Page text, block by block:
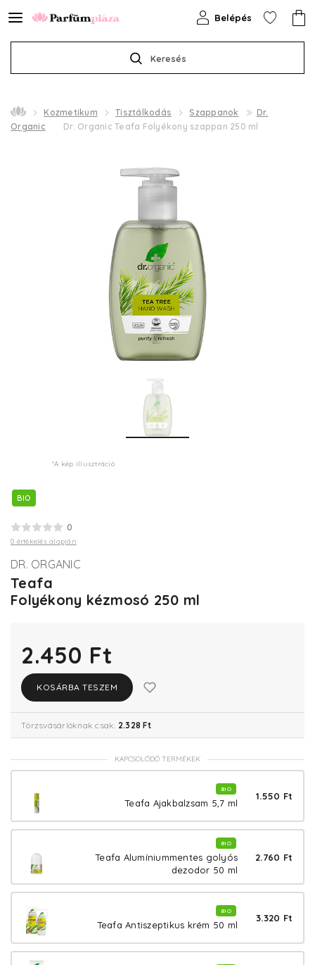
Keresés
Belépés
Kozmetikum Tisztálkodás Szappanok
Dr.
Organic
Dr. Organic Teafa Folyékony szappan 250 ml
*A kép illusztráció
BIO
0
0 értékelés alapján
DR. ORGANIC
Teafa
Folyékony kézmosó 250 ml
2.450 Ft
KOSÁRBA TESZEM
Törzsvásárlóknak csak: 2.328 Ft
KAPCSOLÓDÓ TERMÉKEK
BIO
Teafa Ajakbalzsam 5,7 ml
1.550 Ft
BIO
Teafa Alumíniummentes golyós
dezodor 50 ml
2.760 Ft
BIO
Teafa Antiszeptikus krém 50 ml
3.320 Ft